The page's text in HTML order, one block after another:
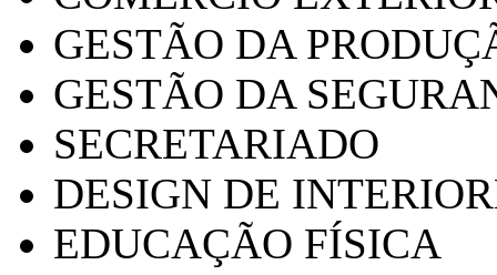
GESTÃO DA
GESTÃO DA
SECRETARIADO
DESIGN DE
EDUCAÇÃO FÍSICA